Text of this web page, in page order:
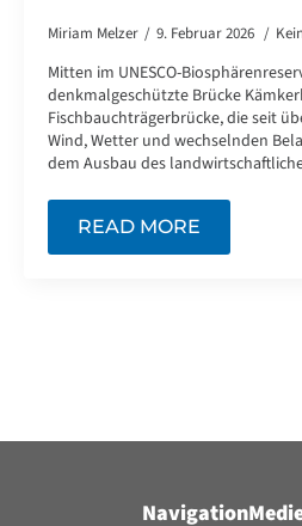
Miriam Melzer 9. Februar 2026
Mitten im UNESCO-
denkmalgeschützte Brücke
Fischbauchträgerbrücke, die seit
Wind, Wetter und wechselnden
dem Ausbau des
READ MORE
Navigation